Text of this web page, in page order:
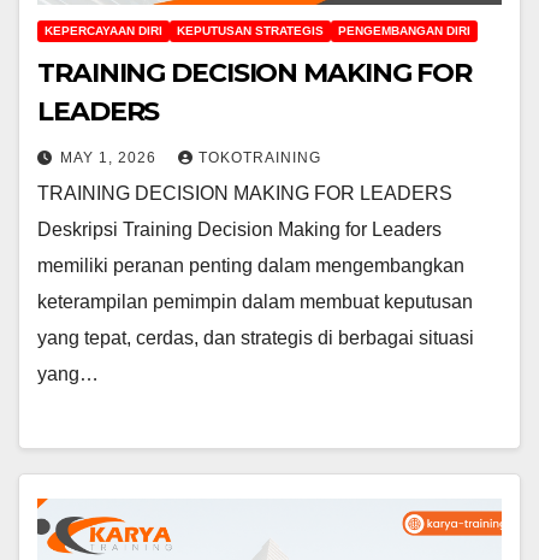
KEPERCAYAAN DIRI KEPUTUSAN STRATEGIS PENGEMBANGAN DIRI
TRAINING DECISION MAKING FOR
LEADERS
MAY 1, 2026 TOKOTRAINING
TRAINING DECISION MAKING FOR LEADERS
Deskripsi Training Decision Making for Leaders
memiliki peranan penting dalam mengembangkan
keterampilan pemimpin dalam membuat keputusan
yang tepat, cerdas, dan strategis di berbagai situasi
yang…